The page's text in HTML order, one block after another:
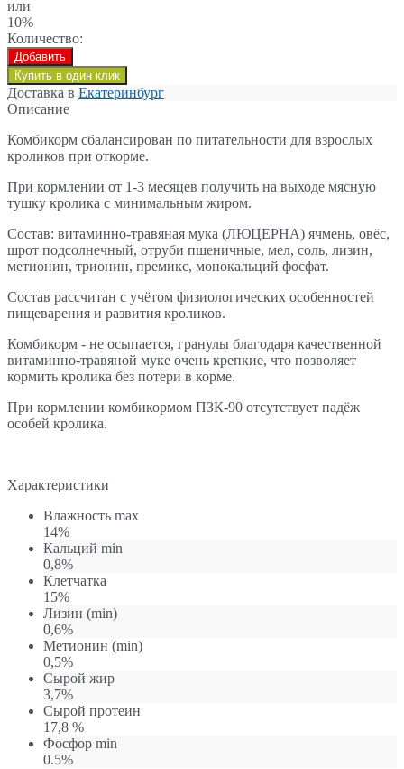
или
10%
Количество:
Добавить
Купить в один клик
Доставка в Екатеринбург
Описание
Комбикорм сбалансирован по питательности для взрослых
кроликов при откорме.
При кормлении от 1-3 месяцев получить на выходе мясную
тушку кролика с минимальным жиром.
Состав: витаминно-травяная мука (ЛЮЦЕРНА) ячмень, овёс,
шрот подсолнечный, отруби пшеничные, мел, соль, лизин,
метионин, трионин, премикс, монокальций фосфат.
Состав рассчитан с учётом физиологических особенностей
пищеварения и развития кроликов.
Комбикорм - не осыпается, гранулы благодаря качественной
витаминно-травяной муке очень крепкие, что позволяет
кормить кролика без потери в корме.
При кормлении комбикормом ПЗК-90 отсутствует падёж
особей кролика.
Характеристики
Влажность max
14%
Кальций min
0,8%
Клетчатка
15%
Лизин (min)
0,6%
Метионин (min)
0,5%
Сырой жир
3,7%
Сырой протеин
17,8 %
Фосфор min
0.5%